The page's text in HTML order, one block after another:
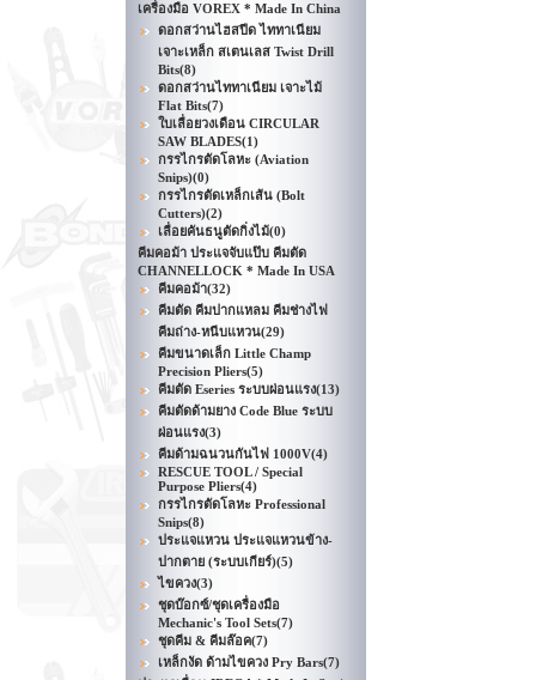
เครื่องมือ VOREX * Made In China
ดอกสว่านไฮสปีด ไททาเนียม
เจาะเหล็ก สเตนเลส Twist Drill
Bits(8)
ดอกสว่านไททาเนียม เจาะไม้
Flat Bits(7)
ใบเลื่อยวงเดือน CIRCULAR
SAW BLADES(1)
กรรไกรตัดโลหะ (Aviation
Snips)(0)
กรรไกรตัดเหล็กเส้น (Bolt
Cutters)(2)
เลื่อยคันธนูตัดกิ่งไม้(0)
คีมคอม้า ประแจจับแป๊บ คีมตัด
CHANNELLOCK * Made In USA
คีมคอม้า(32)
คีมตัด คีมปากแหลม คีมช่างไฟ
คีมถ่าง-หนีบแหวน(29)
คีมขนาดเล็ก Little Champ
Precision Pliers(5)
คีมตัด Eseries ระบบผ่อนแรง(13)
คีมตัดด้ามยาง Code Blue ระบบ
ผ่อนแรง(3)
คีมด้ามฉนวนกันไฟ 1000V(4)
RESCUE TOOL / Special
Purpose Pliers(4)
กรรไกรตัดโลหะ Professional
Snips(8)
ประแจแหวน ประแจแหวนข้าง-
ปากตาย (ระบบเกียร์)(5)
ไขควง(3)
ชุดบ๊อกซ์/ชุดเครื่องมือ
Mechanic's Tool Sets(7)
ชุดคีม & คีมล๊อค(7)
เหล็กงัด ด้ามไขควง Pry Bars(7)